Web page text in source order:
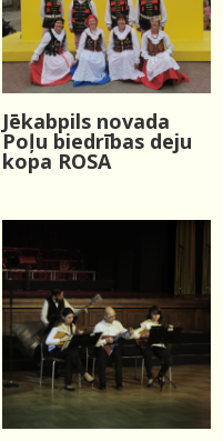
Jēkabpils novada
Poļu biedrības deju
kopa ROSA